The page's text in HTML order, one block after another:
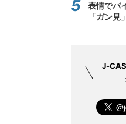
表情でバ
「ガン見
J-